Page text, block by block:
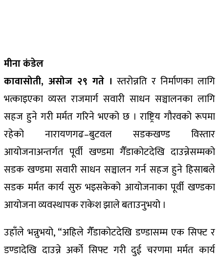
मीना कंडेल
कावासोती, असोज २९ गते । स्तरोन्नति र निर्माणका लागि
भत्काइएका व्यस्त राजमार्ग सवारी साधन सञ्चालनका लागि
सहज हुने गरी मर्मत गरिने भएको छ । राष्ट्रिय गौरवको रूपमा
रहेको नारायणगढ–बुटवल सडकखण्ड विस्तार
आयोजनाअन्तर्गत पूर्वी खण्डमा गैँडाकोटदेखि दाउन्नेसम्मको
सडक खण्डमा सवारी साधन सञ्चालन गर्न सहज हुने हिसाबले
सडक मर्मत कार्य सुरु भइसकेको आयोजनाका पूर्वी खण्डका
आयोजना व्यवस्थापक राकेश झाले बताउनुभयो ।
उहाँले भन्नुभयो, “अहिले गैँडाकोटदेखि डण्डासम्म एक सिफ्ट र
डण्डादेखि दाउन्ने अर्को सिफ्ट गरी दुई चरणमा मर्मत कार्य